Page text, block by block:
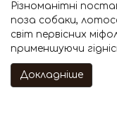
Різноманітні
поза собаки,
світ первісних
применшуючи
Докладніше